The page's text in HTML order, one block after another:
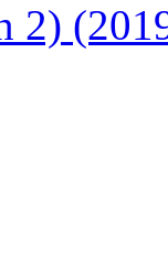
2)